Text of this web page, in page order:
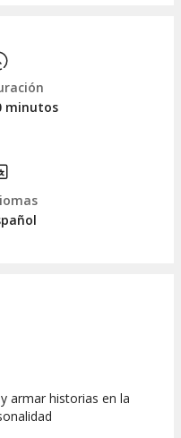
minutos
armar historias en la